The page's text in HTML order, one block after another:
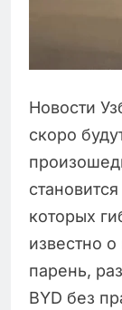
Новости
скоро
которых
известно
парень,
BYD без